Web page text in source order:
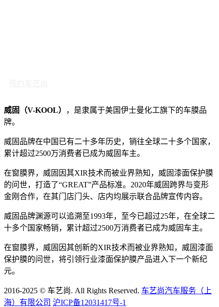
威固（V-KOOL）
，是隶属于美国伊士曼化工旗下的车膜品
牌。
威固品牌在中国已有二十多年历史，销往全球二十多个国家，
累计超过2500万消费者已成为威固车主。
在窗膜界，威固因其XIR技术而被业界熟知，威固漆面保护膜
的问世，打造了“GREAT”产品标准。2020年威固跨界与变形
金刚合作，在其门店门头、店内均展示联合品牌宣传内容。
威固品牌渊源可以追溯至1993年，至今已超过25年，在全球二
十多个国家畅销，累计超过2500万消费者已成为威固车主。
在窗膜界，威固因其创新的XIR技术而被业界熟知，威固漆面
保护膜的问世，将引领行业漆面保护膜产品进入下一个新纪
元。
2016-2025 © 车艺尚. All Rights Reserved. 车艺尚汽车服务（上
海）有限公司 沪ICP备12031417号-1